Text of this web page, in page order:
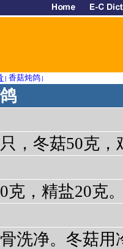
| 香菇炖鸽|
，冬菇50克，
克，精盐20克
骨洗净。冬菇